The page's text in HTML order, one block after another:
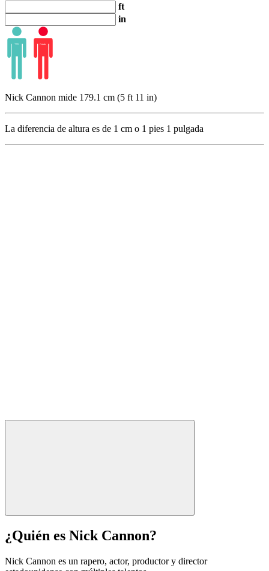
ft
in
Nick Cannon mide 179.1 cm (5 ft 11 in)
La diferencia de altura es de 1 cm o 1 pies 1 pulgada
¿Quién es Nick Cannon?
Nick Cannon es un rapero, actor, productor y director